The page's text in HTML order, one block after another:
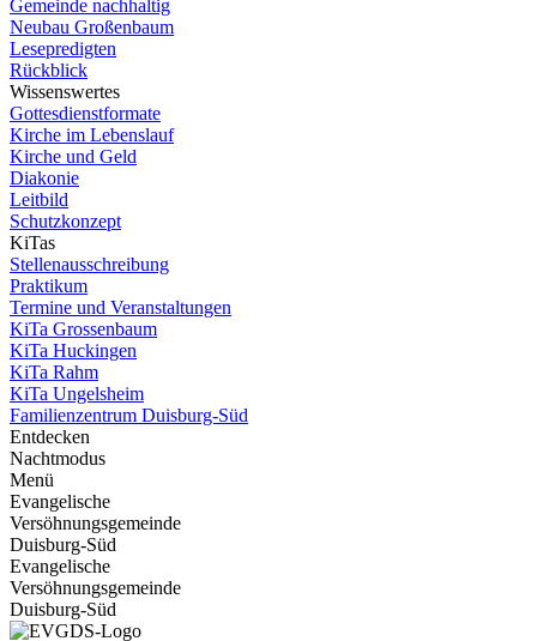
Gemeinde nachhaltig
Neubau Großenbaum
Lesepredigten
Rückblick
Wissenswertes
Gottesdienstformate
Kirche im Lebenslauf
Kirche und Geld
Diakonie
Leitbild
Schutzkonzept
KiTas
Stellenausschreibung
Praktikum
Termine und Veranstaltungen
KiTa Grossenbaum
KiTa Huckingen
KiTa Rahm
KiTa Ungelsheim
Familienzentrum Duisburg-Süd
Entdecken
Nachtmodus
Menü
Evangelische
Versöhnungsgemeinde
Duisburg-Süd
Evangelische
Versöhnungsgemeinde
Duisburg-Süd